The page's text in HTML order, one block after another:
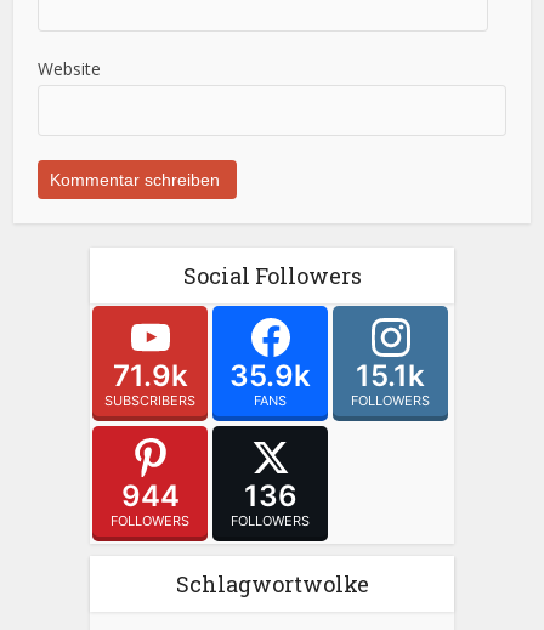
Website
Social Followers
71.9k
SUBSCRIBERS
35.9k
FANS
15.1k
FOLLOWERS
944
FOLLOWERS
136
FOLLOWERS
Schlagwortwolke